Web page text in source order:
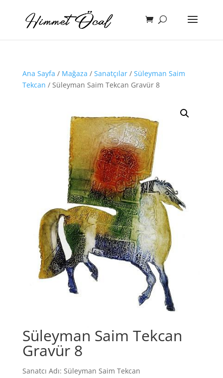
Ana Sayfa / Mağaza / Sanatçılar/ Süleyman Saim
Tekcan / Süleyman Saim Tekcan Gravür 8
Süleyman Saim Tekcan
Gravür 8
Sanatcı Adı: Süleyman Saim Tekcan